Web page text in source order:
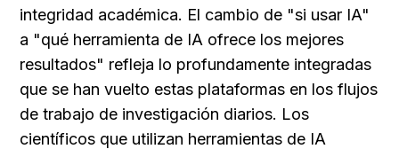
integridad académica. El cambio de "si usar IA"
a "qué herramienta de IA ofrece los mejores
resultados" refleja lo profundamente integradas
que se han vuelto estas plataformas en los flujos
de trabajo de investigación diarios. Los
científicos que utilizan herramientas de IA